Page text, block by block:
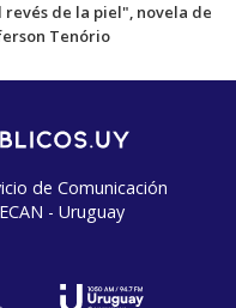
revés de la piel", novela de
Tenório
de Comunicación
- Uruguay